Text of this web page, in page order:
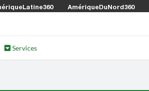
AmériqueDuNord360
Services